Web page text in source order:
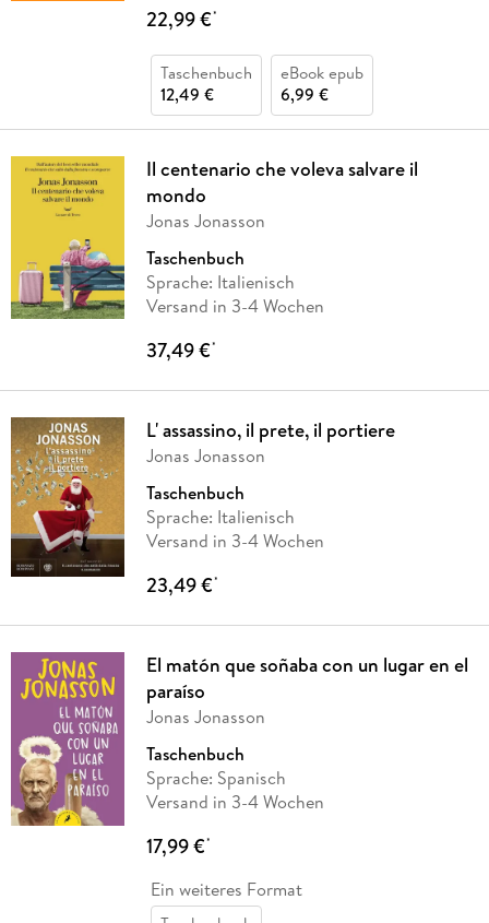
22,99 €*
Taschenbuch
12,49 €
eBook epub
6,99 €
Il centenario che voleva salvare il
mondo
Jonas Jonasson
Taschenbuch
Sprache: Italienisch
Versand in 3-4 Wochen
37,49 €*
L' assassino, il prete, il portiere
Jonas Jonasson
Taschenbuch
Sprache: Italienisch
Versand in 3-4 Wochen
23,49 €*
El matón que soñaba con un lugar en el
paraíso
Jonas Jonasson
Taschenbuch
Sprache: Spanisch
Versand in 3-4 Wochen
17,99 €*
Ein weiteres Format